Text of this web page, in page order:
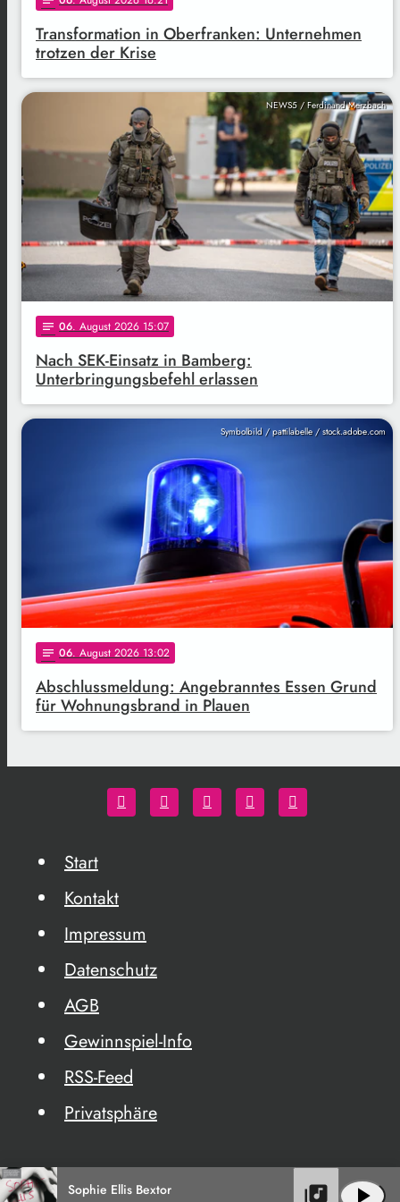
Transformation in Oberfranken: Unternehmen
trotzen der Krise
NEWS5 / Ferdinand Merzbach
notes 06. August 2026 15:07
Nach SEK-Einsatz in Bamberg:
Unterbringungsbefehl erlassen
Symbolbild / pattilabelle / stock.adobe.com
notes 06. August 2026 13:02
Abschlussmeldung: Angebranntes Essen Grund
für Wohnungsbrand in Plauen
Start
Kontakt
Impressum
Datenschutz
AGB
Gewinnspiel-Info
RSS-Feed
Privatsphäre
Sophie Ellis Bextor play_arrow
library_music